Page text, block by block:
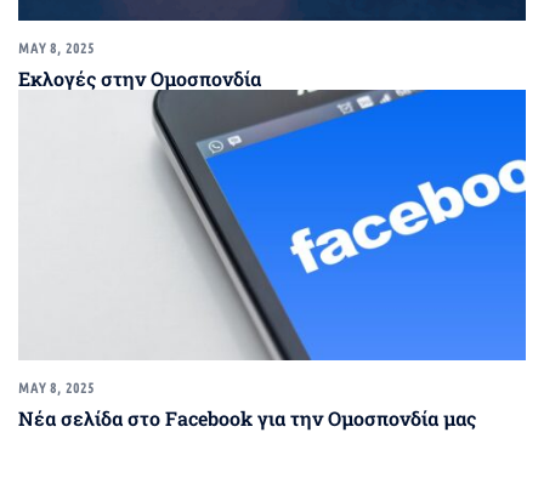
MAY 8, 2025
Εκλογές στην Ομοσπονδία
MAY 8, 2025
Νέα σελίδα στο Facebook για την Ομοσπονδία μας